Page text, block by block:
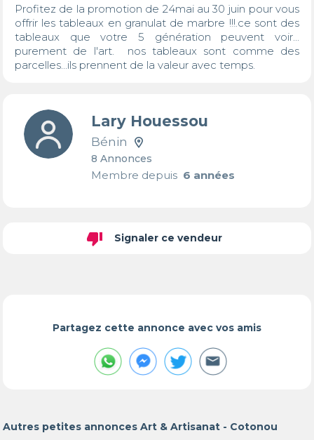
Profitez de la promotion de 24mai au 30 juin pour vous
offrir les tableaux en granulat de marbre !!!.ce sont des
tableaux que votre 5 génération peuvent voir...
purement de l'art.  nos tableaux sont comme des
parcelles...ils prennent de la valeur avec temps.
Lary Houessou
Bénin
8 Annonces
Membre depuis6 années
thumb_down Signaler ce vendeur
Partagez cette annonce avec vos amis
Autres petites annonces Art & Artisanat - Cotonou